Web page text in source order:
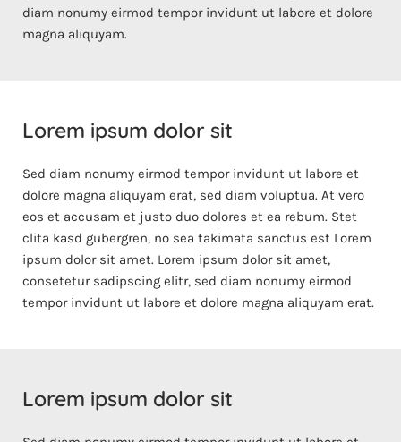
diam nonumy eirmod tempor invidunt ut labore et dolore
magna aliquyam.
Lorem ipsum dolor sit
Sed diam nonumy eirmod tempor invidunt ut labore et
dolore magna aliquyam erat, sed diam voluptua. At vero
eos et accusam et justo duo dolores et ea rebum. Stet
clita kasd gubergren, no sea takimata sanctus est Lorem
ipsum dolor sit amet. Lorem ipsum dolor sit amet,
consetetur sadipscing elitr, sed diam nonumy eirmod
tempor invidunt ut labore et dolore magna aliquyam erat.
Lorem ipsum dolor sit